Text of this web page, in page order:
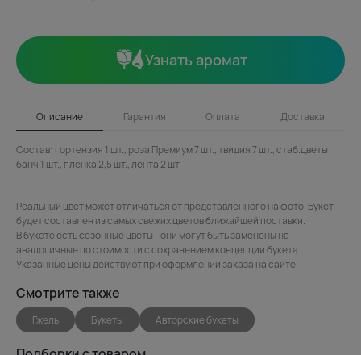
Узнать аромат
Описание Гарантия Оплата Доставка
Состав: гортензия 1 шт., роза Премиум 7 шт., твидия 7 шт., стаб.цветы
банч 1 шт., пленка 2,5 шт., лента 2 шт.
Реальный цвет может отличаться от представленного на фото. Букет
будет составлен из самых свежих цветов ближайшей поставки.
В букете есть сезонные цветы - они могут быть заменены на
аналогичные по стоимости с сохранением концепции букета.
Указанные цены действуют при оформлении заказа на сайте.
Смотрите также
Гжель Букеты Авторские букеты